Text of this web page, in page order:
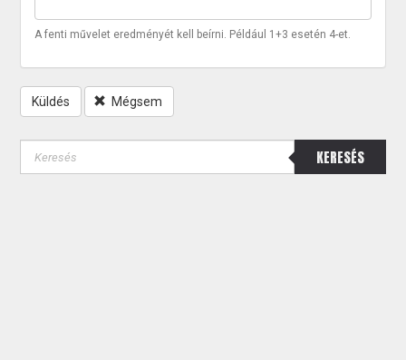
A fenti művelet eredményét kell beírni. Például 1+3 esetén 4-et.
Küldés Mégsem
KERESÉS